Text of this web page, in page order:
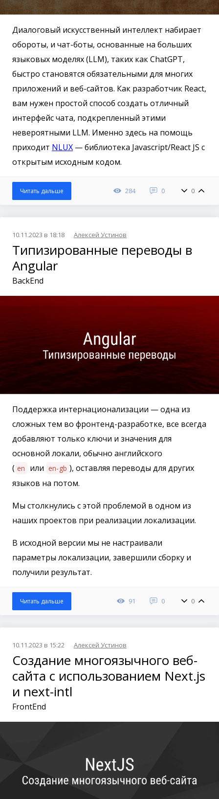
Диалоговый искусственный интеллект набирает
обороты, и чат-боты, основанные на больших
языковых моделях (LLM), таких как ChatGPT,
быстро становятся обязательными для многих
приложений и веб-сайтов. Как разработчик React,
вам нужен простой способ создать отличный
интерфейс чата, подкрепленный этими
невероятными LLM. Именно здесь на помощь
приходит NLUX — библиотека Javascript/React JS с
открытым исходным кодом.
284 0 0
Читать дальше
10.11.2023 в 18:18 Алексей Устинов
Типизированные переводы в
Angular
BackEnd
Поддержка интернационализации — одна из
сложных тем во фронтенд-разработке, все всегда
добавляют только ключи и значения для
основной локали, обычно английского
( en или en-gb ), оставляя переводы для других
языков на потом.
Мы столкнулись с этой проблемой в одном из
наших проектов при реализации локализации.
В исходной версии мы не настраивали
параметры локализации, завершили сборку и
получили результат.
91 0 0
Читать дальше
10.11.2023 в 15:22 Алексей Устинов
Создание многоязычного веб-
сайта с использованием Next.js
и next-intl
FrontEnd